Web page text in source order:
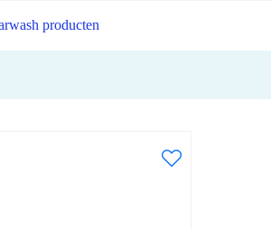
producten